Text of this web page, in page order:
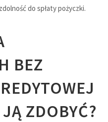
do spłaty pożyczki.
BEZ
ZDOBYĆ?